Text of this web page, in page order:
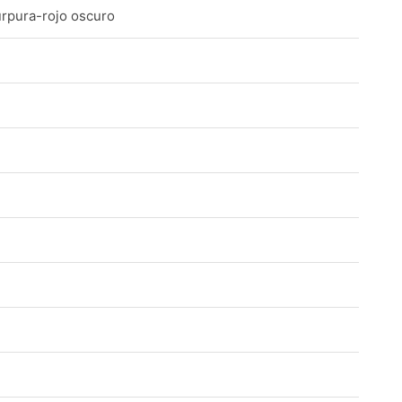
rojo oscuro